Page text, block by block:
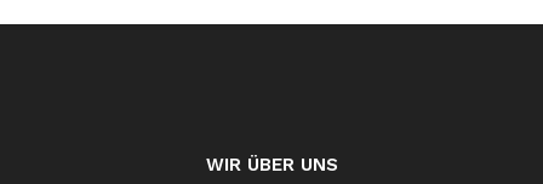
WIR ÜBER UNS